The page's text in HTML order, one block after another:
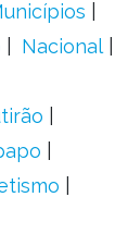
Nacional